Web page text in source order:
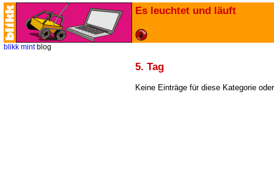
Es leuchtet und läuft
blikk mint blog
5. Tag
Keine Einträge für diese Kategorie